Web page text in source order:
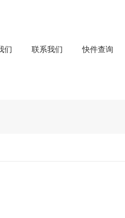
们 联系我们 快件查询